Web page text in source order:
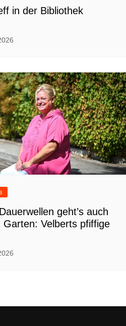
in der Bibliothek
geht’s auch
Garten: Velberts pfiffige